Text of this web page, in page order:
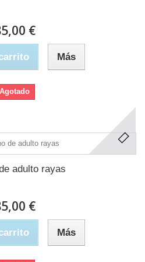
€
Más
Agotado
adulto rayas
€
Más